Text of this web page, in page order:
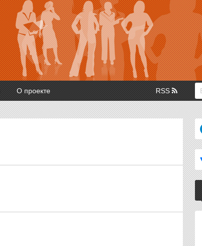
О проекте RSS